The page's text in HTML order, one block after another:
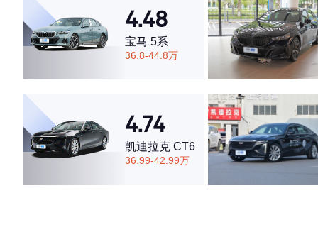
4.48
宝马 5系
36.8-44.8万
4.74
凯迪拉克 CT6
36.99-42.99万